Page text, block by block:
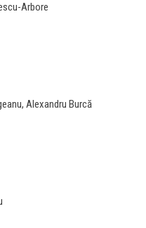
Arbore
Alexandru Burcă